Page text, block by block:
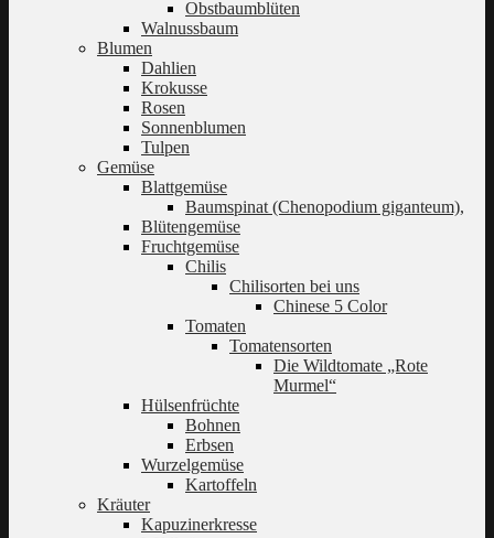
Obstbaumblüten
Walnussbaum
Blumen
Dahlien
Krokusse
Rosen
Sonnenblumen
Tulpen
Gemüse
Blattgemüse
Baumspinat (Chenopodium giganteum),
Blütengemüse
Fruchtgemüse
Chilis
Chilisorten bei uns
Chinese 5 Color
Tomaten
Tomatensorten
Die Wildtomate „Rote
Murmel“
Hülsenfrüchte
Bohnen
Erbsen
Wurzelgemüse
Kartoffeln
Kräuter
Kapuzinerkresse